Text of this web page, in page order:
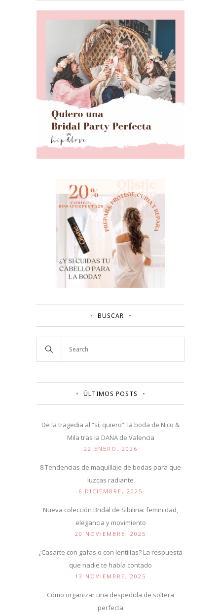
BUSCAR
ÚLTIMOS POSTS
De la tragedia al “sí, quiero”: la boda de Nico &
Mila tras la DANA de Valencia
22 ENERO, 2026
8 Tendencias de maquillaje de bodas para que
luzcas radiante
6 DICIEMBRE, 2025
Nueva colección Bridal de Sibilina: feminidad,
elegancia y movimiento
20 NOVIEMBRE, 2025
¿Casarte con gafas o con lentillas? La respuesta
que nadie te había contado
13 NOVIEMBRE, 2025
Cómo organizar una despedida de soltera
perfecta